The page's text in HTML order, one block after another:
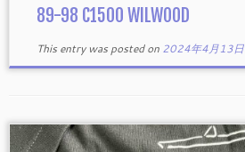
89-98 C1500 WILWOOD
This entry was posted on 2024年4月13日